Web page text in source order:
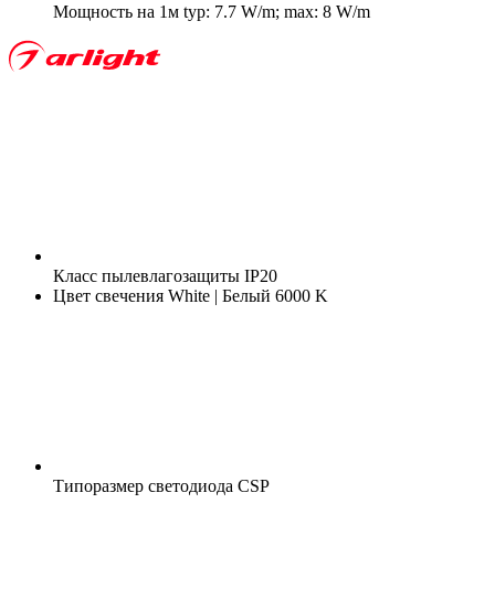
Мощность на 1м typ: 7.7 W/m; max: 8 W/m
Класс пылевлагозащиты IP20
Цвет свечения White | Белый 6000 K
Типоразмер светодиода CSP